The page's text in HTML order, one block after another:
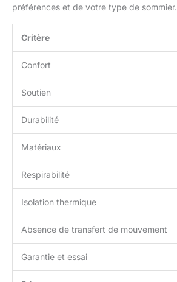
préférences et de votre type de sommier.
Critère
Confort
Soutien
Durabilité
Matériaux
Respirabilité
Isolation thermique
Absence de transfert de mouvement
Garantie et essai